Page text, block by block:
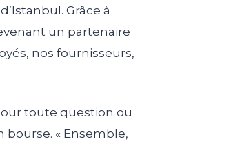
Grâce à
un partenaire
nos fournisseurs,
toute question ou
« Ensemble,